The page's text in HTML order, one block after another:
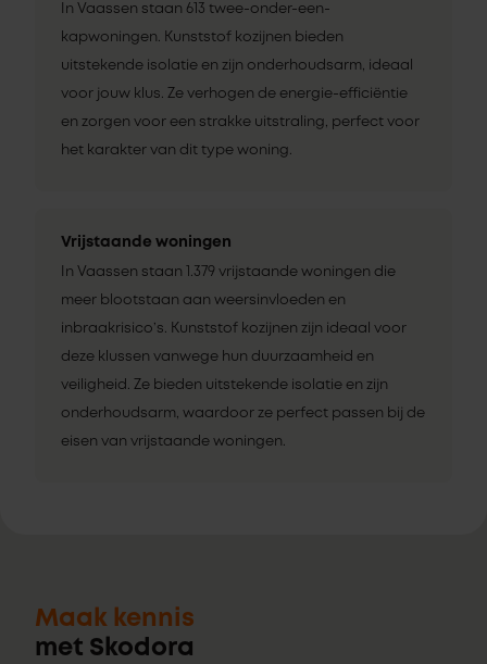
In Vaassen staan 613 twee-onder-een-
kapwoningen. Kunststof kozijnen bieden
uitstekende isolatie en zijn onderhoudsarm, ideaal
voor jouw klus. Ze verhogen de energie-efficiëntie
en zorgen voor een strakke uitstraling, perfect voor
het karakter van dit type woning.
Vrijstaande woningen
In Vaassen staan 1.379 vrijstaande woningen die
meer blootstaan aan weersinvloeden en
inbraakrisico’s. Kunststof kozijnen zijn ideaal voor
deze klussen vanwege hun duurzaamheid en
veiligheid. Ze bieden uitstekende isolatie en zijn
onderhoudsarm, waardoor ze perfect passen bij de
eisen van vrijstaande woningen.
Maak kennis
met Skodora